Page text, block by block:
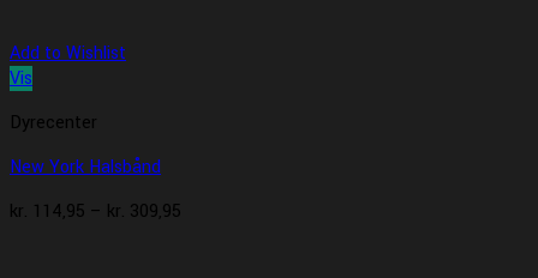
Add to Wishlist
Vis
Dyrecenter
New York Halsbånd
kr. 114,95 – kr. 309,95